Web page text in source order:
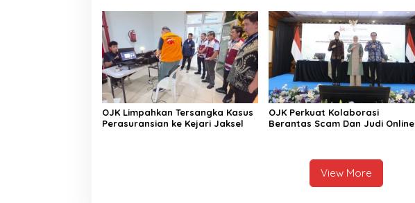
OJK Limpahkan Tersangka Kasus
Perasuransian ke Kejari Jaksel
OJK Perkuat Kolaborasi
Berantas Scam Dan Judi Online
View More